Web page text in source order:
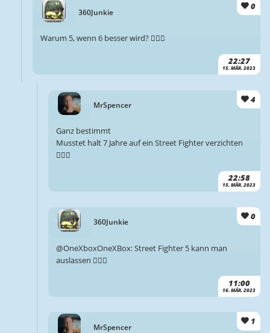
360Junkie
0
22:27
15. MÄR. 2023
Warum 5, wenn 6 besser wird? 🤷🏻‍♂️
MrSpencer
4
22:58
15. MÄR. 2023
Ganz bestimmt
Musstet halt 7 Jahre auf ein Street Fighter verzichten
🤷🏻‍♂️
360Junkie
0
11:00
16. MÄR. 2023
@OneXboxOneXBox: Street Fighter 5 kann man
auslassen 🤷🏻‍♂️
MrSpencer
1